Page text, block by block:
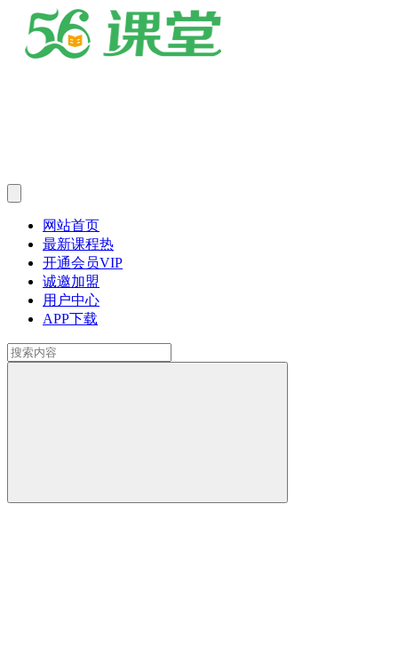
网站首页
最新课程热
开通会员VIP
诚邀加盟
用户中心
APP下载